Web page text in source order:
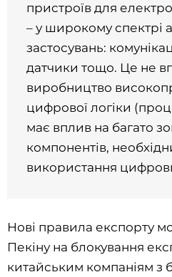
пристроїв для
– у широкому спектрі
застосувань:
датчики тощо. Це не
виробництво
цифрової логіки
має вплив на багато
компонентів,
використання
Нові правила експорту
Пекіну на блокування
китайським компаніям з